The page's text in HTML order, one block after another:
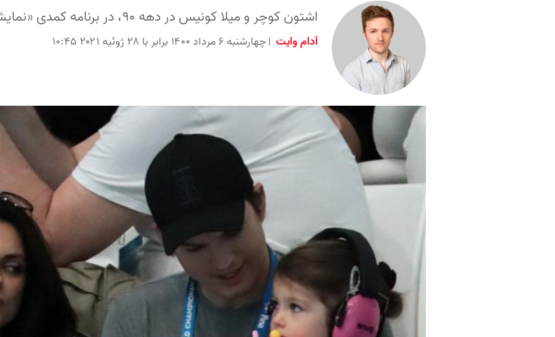
اشتون کوچر و میلا کونیس در دهه ۹۰، در برنامه کمدی «نمایش دهه ۷۰» با هم آشنا شدند
آدام وایت چهارشنبه ۶ مرداد ۱۴۰۰ برابر با ۲۸ ژوئیه ۲۰۲۱ ۱۰:۴۵